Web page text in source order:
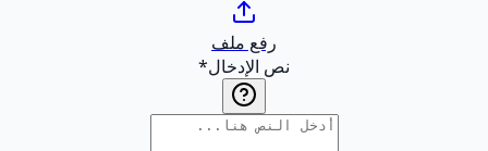
رفع ملف
نص الإدخال*